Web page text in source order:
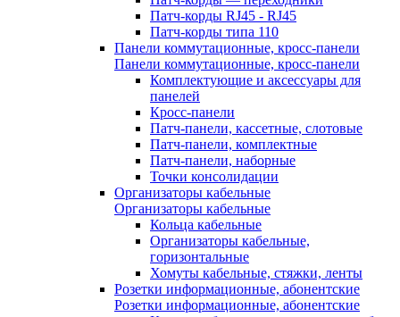
Патч-корды RJ45 - RJ45
Патч-корды типа 110
Панели коммутационные, кросс-панели
Панели коммутационные, кросс-панели
Комплектующие и аксессуары для
панелей
Кросс-панели
Патч-панели, кассетные, слотовые
Патч-панели, комплектные
Патч-панели, наборные
Точки консолидации
Организаторы кабельные
Организаторы кабельные
Кольца кабельные
Организаторы кабельные,
горизонтальные
Хомуты кабельные, стяжки, ленты
Розетки информационные, абонентские
Розетки информационные, абонентские